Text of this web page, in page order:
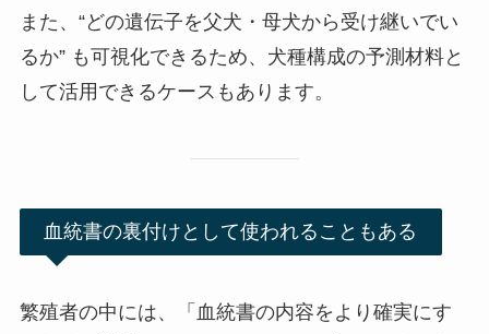
また、“どの遺伝子を父犬・母犬から受け継いでい
るか” も可視化できるため、犬種構成の予測材料と
して活用できるケースもあります。
血統書の裏付けとして使われることもある
繁殖者の中には、「血統書の内容をより確実にす